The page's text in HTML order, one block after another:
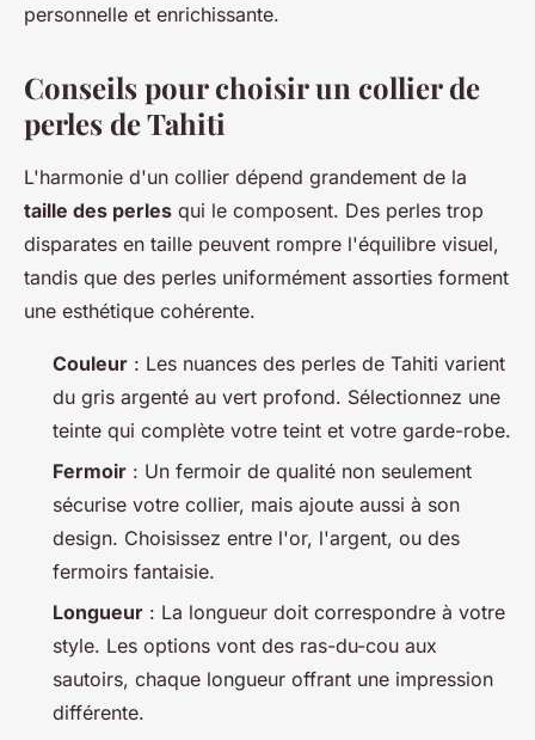
personnelle et enrichissante.
Conseils pour choisir un collier de
perles de Tahiti
L'harmonie d'un collier dépend grandement de la
taille des perles qui le composent. Des perles trop
disparates en taille peuvent rompre l'équilibre visuel,
tandis que des perles uniformément assorties forment
une esthétique cohérente.
Couleur : Les nuances des perles de Tahiti varient
du gris argenté au vert profond. Sélectionnez une
teinte qui complète votre teint et votre garde-robe.
Fermoir : Un fermoir de qualité non seulement
sécurise votre collier, mais ajoute aussi à son
design. Choisissez entre l'or, l'argent, ou des
fermoirs fantaisie.
Longueur : La longueur doit correspondre à votre
style. Les options vont des ras-du-cou aux
sautoirs, chaque longueur offrant une impression
différente.